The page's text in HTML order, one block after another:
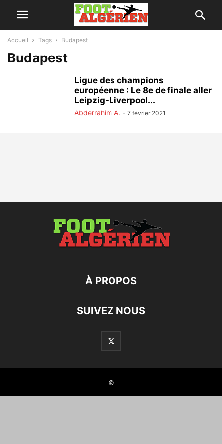
Accueil Tags Budapest
Budapest
Ligue des champions
européenne : Le 8e de finale aller
Leipzig-Liverpool...
Abderrahim A. - 7 février 2021
À PROPOS
SUIVEZ NOUS
©